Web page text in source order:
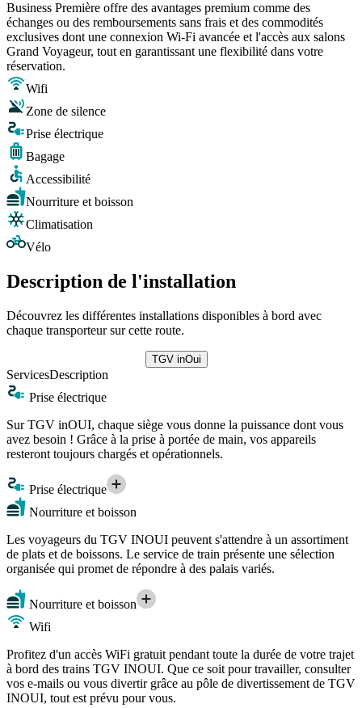
Business Première offre des avantages premium comme des
échanges ou des remboursements sans frais et des commodités
exclusives dont une connexion Wi-Fi avancée et l'accès aux salons
Grand Voyageur, tout en garantissant une flexibilité dans votre
réservation.
Wifi
Zone de silence
Prise électrique
Bagage
Accessibilité
Nourriture et boisson
Climatisation
Vélo
Description de l'installation
Découvrez les différentes installations disponibles à bord avec
chaque transporteur sur cette route.
TGV inOui
ServicesDescription
Prise électrique
Sur TGV inOUI, chaque siège vous donne la puissance dont vous
avez besoin ! Grâce à la prise à portée de main, vos appareils
resteront toujours chargés et opérationnels.
Prise électrique
Nourriture et boisson
Les voyageurs du TGV INOUI peuvent s'attendre à un assortiment
de plats et de boissons. Le service de train présente une sélection
organisée qui promet de répondre à des palais variés.
Nourriture et boisson
Wifi
Profitez d'un accès WiFi gratuit pendant toute la durée de votre trajet
à bord des trains TGV INOUI. Que ce soit pour travailler, consulter
vos e-mails ou vous divertir grâce au pôle de divertissement de TGV
INOUI, tout est prévu pour vous.